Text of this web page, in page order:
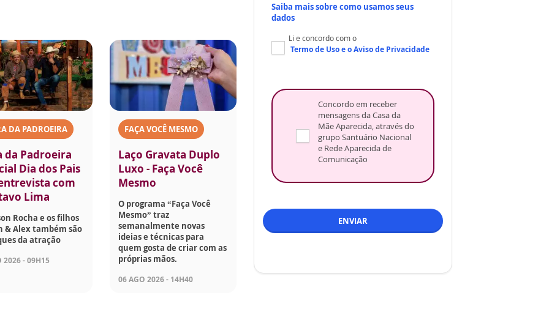
DA PADROEIRA
da Padroeira
Dia dos Pais
com
Lima
Rocha e os filhos
& Alex também são
da atração
2026 - 09H15
FAÇA VOCÊ MESMO
Laço Gravata Duplo
Luxo - Faça Você
Mesmo
O programa “Faça Você
Mesmo” traz
semanalmente novas
ideias e técnicas para
quem gosta de criar com as
próprias mãos.
06 AGO 2026 - 14H40
Saiba mais sobre como usamos seus
dados
Li e concordo com o
Termo de Usoe oAviso de Privacidade
Concordo em receber
mensagens da Casa da
Mãe Aparecida, através do
grupo Santuário Nacional
e Rede Aparecida de
Comunicação
ENVIAR